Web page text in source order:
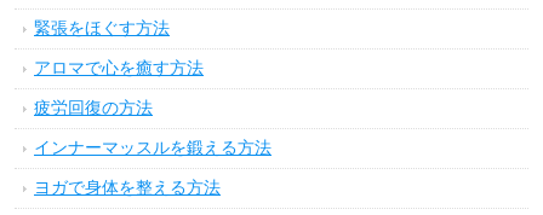
緊張をほぐす方法
アロマで心を癒す方法
疲労回復の方法
インナーマッスルを鍛える方法
ヨガで身体を整える方法